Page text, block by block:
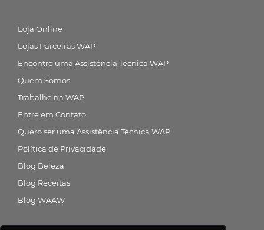
Loja Online
Lojas Parceiras WAP
Encontre uma Assistência Técnica WAP
Quem Somos
Trabalhe na WAP
Entre em Contato
Quero ser uma Assistência Técnica WAP
Política de Privacidade
Blog Beleza
Blog Receitas
Blog WAAW